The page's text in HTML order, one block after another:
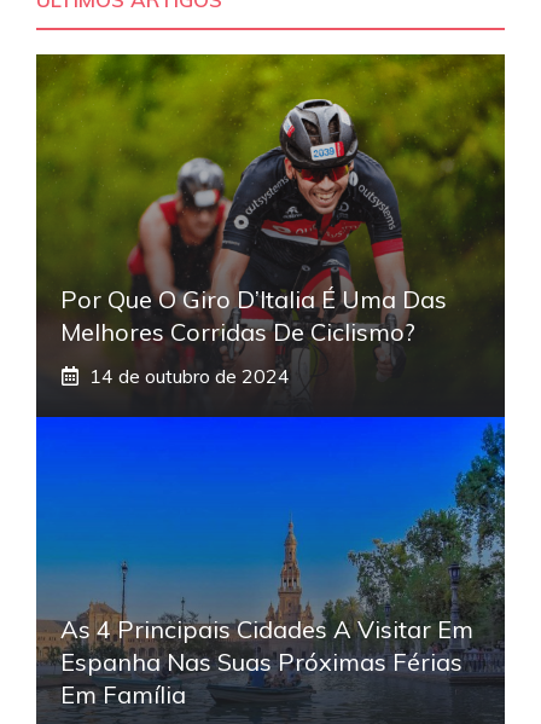
Por Que O Giro D’Italia É Uma Das
Melhores Corridas De Ciclismo?
14 de outubro de 2024
As 4 Principais Cidades A Visitar Em
Espanha Nas Suas Próximas Férias
Em Família